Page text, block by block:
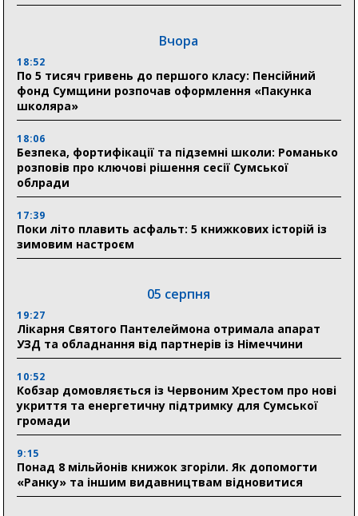
Вчора
18:52
По 5 тисяч гривень до першого класу: Пенсійний
фонд Сумщини розпочав оформлення «Пакунка
школяра»
18:06
Безпека, фортифікації та підземні школи: Романько
розповів про ключові рішення сесії Сумської
облради
17:39
Поки літо плавить асфальт: 5 книжкових історій із
зимовим настроєм
05 серпня
19:27
Лікарня Святого Пантелеймона отримала апарат
УЗД та обладнання від партнерів із Німеччини
10:52
Кобзар домовляється із Червоним Хрестом про нові
укриття та енергетичну підтримку для Сумської
громади
9:15
Понад 8 мільйонів книжок згоріли. Як допомогти
«Ранку» та іншим видавництвам відновитися